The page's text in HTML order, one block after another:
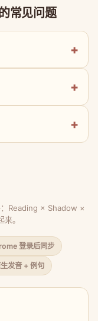
常见问题
：Reading × Shadow ×
。
登录后同步
发音 + 例句